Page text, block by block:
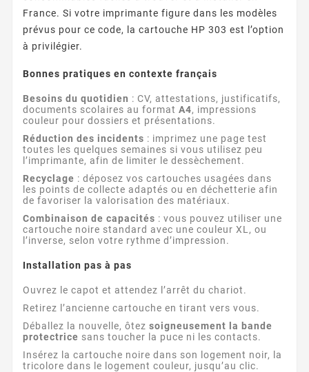
France. Si votre imprimante figure dans les modèles
prévus pour ce code, la cartouche HP 303 est l’option
à privilégier.
Bonnes pratiques en contexte français
Besoins du quotidien : CV, attestations, justificatifs,
documents scolaires au format A4, impressions
couleur pour dossiers et présentations.
Réduction des incidents : imprimez une page test
toutes les quelques semaines si vous utilisez peu
l’imprimante, afin de limiter le dessèchement.
Recyclage : déposez vos cartouches usagées dans
les points de collecte adaptés ou en déchetterie afin
de favoriser la valorisation des matériaux.
Combinaison de capacités : vous pouvez utiliser une
cartouche noire standard avec une couleur XL, ou
l’inverse, selon votre rythme d’impression.
Installation pas à pas
Ouvrez le capot et attendez l’arrêt du chariot.
Retirez l’ancienne cartouche en tirant vers vous.
Déballez la nouvelle, ôtez soigneusement la bande
protectrice sans toucher la puce ni les contacts.
Insérez la cartouche noire dans son logement noir, la
tricolore dans le logement couleur, jusqu’au clic.